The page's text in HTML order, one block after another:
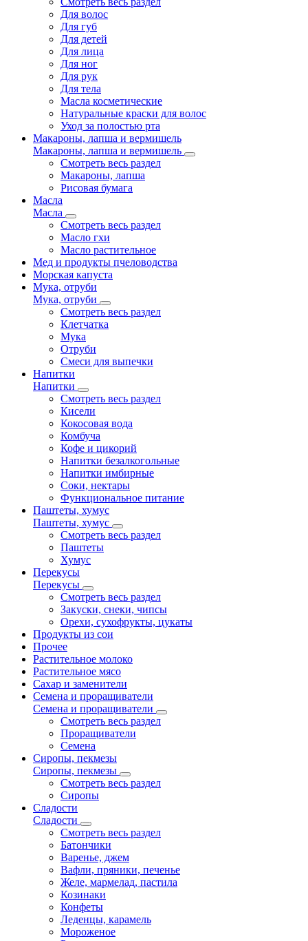
Для волос
Для губ
Для детей
Для лица
Для ног
Для рук
Для тела
Масла косметические
Натуральные краски для волос
Уход за полостью рта
Макароны, лапша и вермишель
Макароны, лапша и вермишель
Смотреть весь раздел
Макароны, лапша
Рисовая бумага
Масла
Масла
Смотреть весь раздел
Масло гхи
Масло растительное
Мед и продукты пчеловодства
Морская капуста
Мука, отруби
Мука, отруби
Смотреть весь раздел
Клетчатка
Мука
Отруби
Смеси для выпечки
Напитки
Напитки
Смотреть весь раздел
Кисели
Кокосовая вода
Комбуча
Кофе и цикорий
Напитки безалкогольные
Напитки имбирные
Соки, нектары
Функциональное питание
Паштеты, хумус
Паштеты, хумус
Смотреть весь раздел
Паштеты
Хумус
Перекусы
Перекусы
Смотреть весь раздел
Закуски, снеки, чипсы
Орехи, сухофрукты, цукаты
Продукты из сои
Прочее
Растительное молоко
Растительное мясо
Сахар и заменители
Семена и проращиватели
Семена и проращиватели
Смотреть весь раздел
Проращиватели
Семена
Сиропы, пекмезы
Сиропы, пекмезы
Смотреть весь раздел
Сиропы
Сладости
Сладости
Смотреть весь раздел
Батончики
Варенье, джем
Вафли, пряники, печенье
Желе, мармелад, пастила
Козинаки
Конфеты
Леденцы, карамель
Мороженое